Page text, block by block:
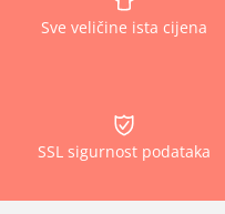
Sve veličine ista cijena
SSL sigurnost podataka